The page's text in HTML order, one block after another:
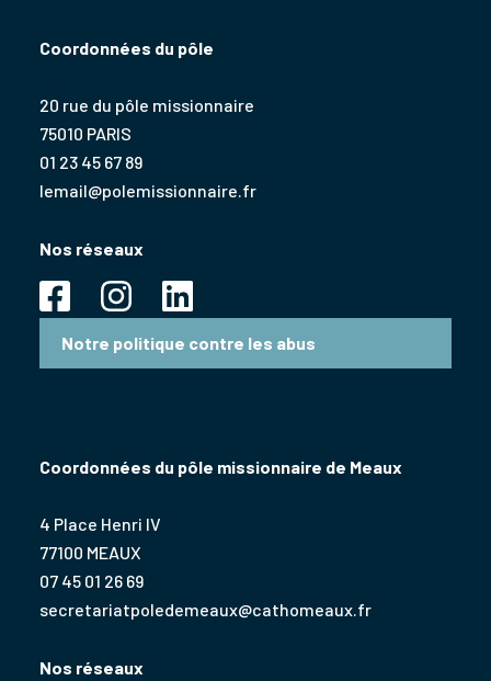
Coordonnées du pôle
20 rue du pôle missionnaire
75010 PARIS
01 23 45 67 89
lemail@polemissionnaire.fr
Nos réseaux
Notre politique contre les abus
Coordonnées du pôle missionnaire de Meaux
4 Place Henri IV
77100 MEAUX
07 45 01 26 69
secretariatpoledemeaux@cathomeaux.fr
Nos réseaux